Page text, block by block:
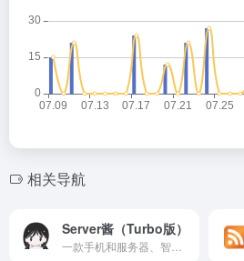
相关导航
Server酱（Turbo版）